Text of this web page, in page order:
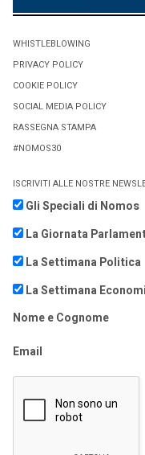
WHISTLEBLOWING
PRIVACY POLICY
COOKIE POLICY
SOCIAL MEDIA POLICY
RASSEGNA STAMPA
#NOMOS30
ISCRIVITI ALLE NOSTRE
Gli Speciali di Nomos
La Giornata
La Settimana Politica
La Settimana
Nome e Cognome
Email